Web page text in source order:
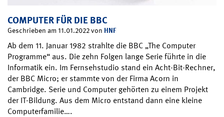
COMPUTER FÜR DIE BBC
Geschrieben am 11.01.2022 von HNF
Ab dem 11. Januar 1982 strahlte die BBC „The Computer
Programme“ aus. Die zehn Folgen lange Serie führte in die
Informatik ein. Im Fernsehstudio stand ein Acht-Bit-Rechner,
der BBC Micro; er stammte von der Firma Acorn in
Cambridge. Serie und Computer gehörten zu einem Projekt
der IT-Bildung. Aus dem Micro entstand dann eine kleine
Computerfamilie….